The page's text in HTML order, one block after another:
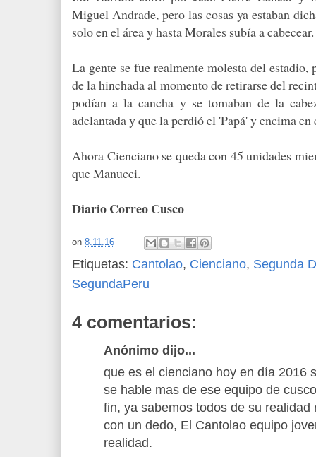
Miguel Andrade, pero las cosas ya estaban
solo en el área y hasta Morales subía a cabecear.
La gente se fue realmente molesta del estadio,
de la hinchada al momento de retirarse del
podían a la cancha y se tomaban de la
adelantada y que la perdió el 'Papá' y encima en
Ahora Cienciano se queda con 45 unidades
que Manucci.
Diario Correo Cusco
on 8.11.16
Etiquetas: Cantolao, Cienciano, Segunda
SegundaPeru
4 comentarios:
Anónimo dijo...
que es el cienciano hoy en día 2016
se hable mas de ese equipo de
fin, ya sabemos todos de su realidad
con un dedo, El Cantolao equipo
realidad.